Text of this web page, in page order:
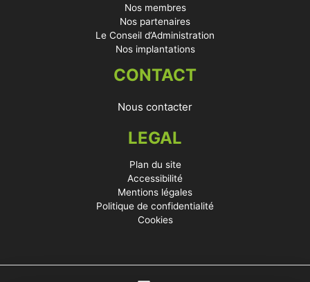
Nos membres
Nos partenaires
Le Conseil d’Administration
Nos implantations
CONTACT
Nous contacter
LEGAL
Plan du site
Accessibilité
Mentions légales
Politique de confidentialité
Cookies